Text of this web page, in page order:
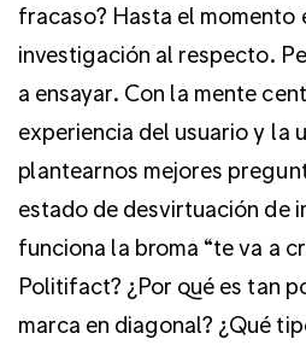
fracaso? Hasta el momento
investigación al respecto.
a ensayar. Con la mente
experiencia del usuario y la
plantearnos mejores
estado de desvirtuación de
funciona la broma “te va a
Politifact? ¿Por qué es tan
marca en diagonal? ¿Qué